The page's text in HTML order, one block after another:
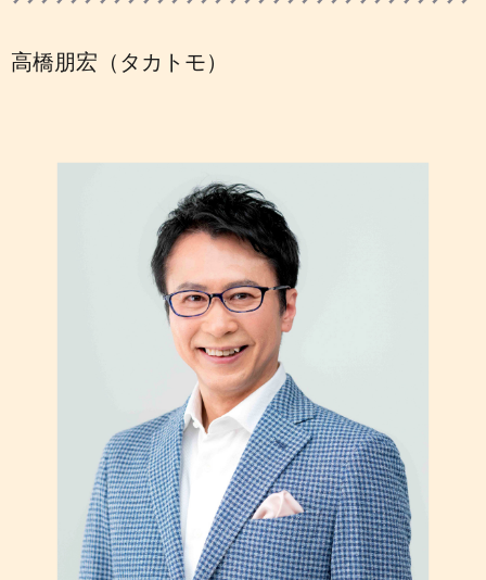
高橋朋宏（タカトモ）